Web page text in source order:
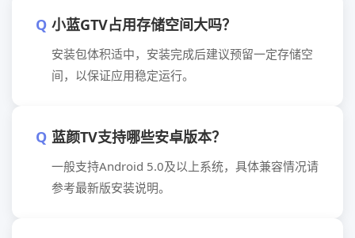
小蓝GTV占用存储空间大吗？
安装包体积适中，安装完成后建议预留一定存储空
间，以保证应用稳定运行。
蓝颜TV支持哪些安卓版本？
一般支持Android 5.0及以上系统，具体兼容情况请
参考最新版安装说明。